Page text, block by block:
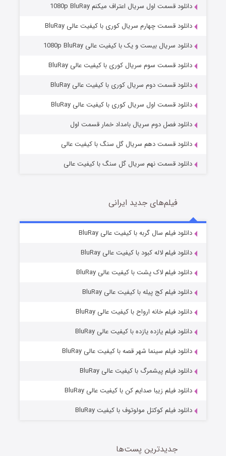
عملیات آپارتمان
قسمت2 (زیرنویس) منتشر شد
قسمت2 (زیرنویس) منتشر شد
دانلود قسمت اول سریال اعتراف میکنم 1080p BluRay
دانلود قسمت چهارم سریال کوری با کیفیت عالی BluRay
دانلود سریال بیست و یک با کیفیت عالی 1080p BluRay
دانلود قسمت سوم سریال کوری با کیفیت عالی BluRay
دانلود قسمت دوم سریال کوری با کیفیت عالی BluRay
دانلود قسمت اول سریال کوری با کیفیت عالی BluRay
دانلود فصل دوم سریال بامداد خمار قسمت اول
دانلود قسمت دهم سریال گل سنگ با کیفیت عالی
دانلود قسمت نهم سریال گل سنگ با کیفیت عالی
فیلم‌های جدید ایرانی
دانلود فیلم سال گربه با کیفیت عالی BluRay
دانلود فیلم لاله کبود با کیفیت عالی BluRay
دانلود فیلم لاک پشت با کیفیت عالی BluRay
دانلود فیلم کج‌ پیله با کیفیت عالی BluRay
دانلود فیلم خانه ارواح با کیفیت عالی BluRay
دانلود فیلم یازده یازده با کیفیت عالی BluRay
دانلود فیلم سینما شهر قصه با کیفیت عالی BluRay
دانلود فیلم پیشمرگ با کیفیت عالی BluRay
دانلود فیلم زیبا صدایم کن با کیفیت عالی BluRay
دانلود فیلم کوکتل مولوتوف با کیفیت BluRay
جدیدترین پست‌ها